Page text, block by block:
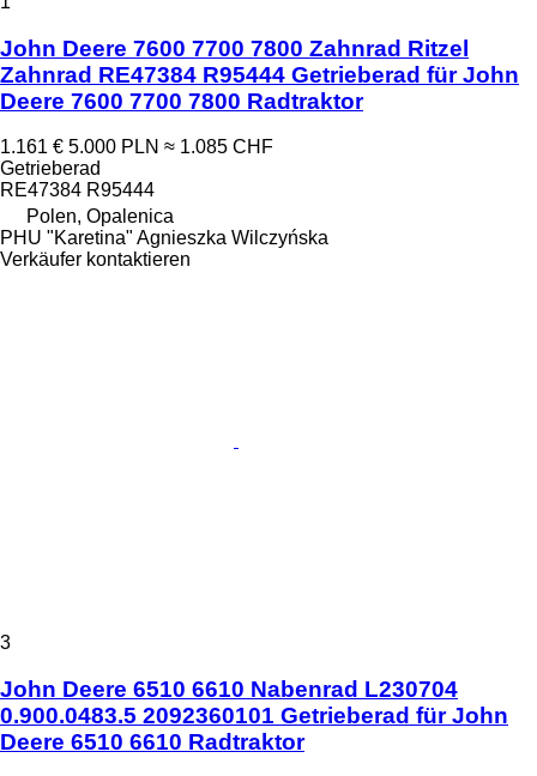
John Deere 7600 7700 7800 Zahnrad Ritzel
Zahnrad RE47384 R95444 Getrieberad für John
Deere 7600 7700 7800 Radtraktor
1.161 € 5.000 PLN ≈ 1.085 CHF
Getrieberad
RE47384 R95444
Polen, Opalenica
PHU "Karetina" Agnieszka Wilczyńska
Verkäufer kontaktieren
3
John Deere 6510 6610 Nabenrad L230704
0.900.0483.5 2092360101 Getrieberad für John
Deere 6510 6610 Radtraktor